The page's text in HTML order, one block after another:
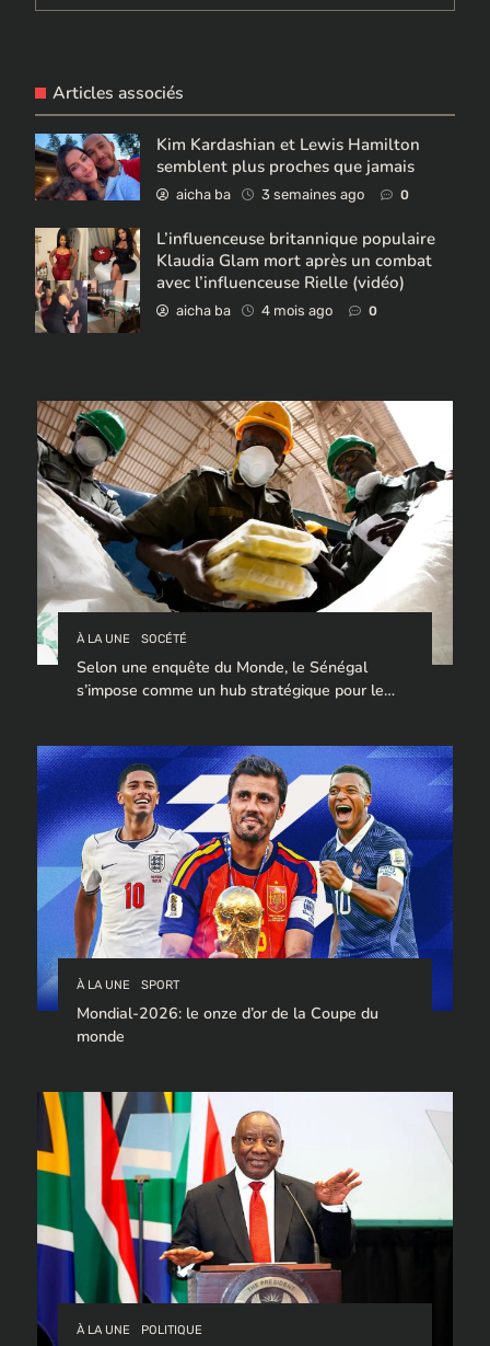
Articles associés
Kim Kardashian et Lewis Hamilton
semblent plus proches que jamais
aicha ba 3 semaines ago 0
L’influenceuse britannique populaire
Klaudia Glam mort après un combat
avec l’influenceuse Rielle (vidéo)
aicha ba 4 mois ago 0
À LA UNE SOCÉTÉ
Selon une enquête du Monde, le Sénégal
s’impose comme un hub stratégique pour le
À LA UNE SPORT
Mondial-2026: le onze d’or de la Coupe du
monde
À LA UNE POLITIQUE